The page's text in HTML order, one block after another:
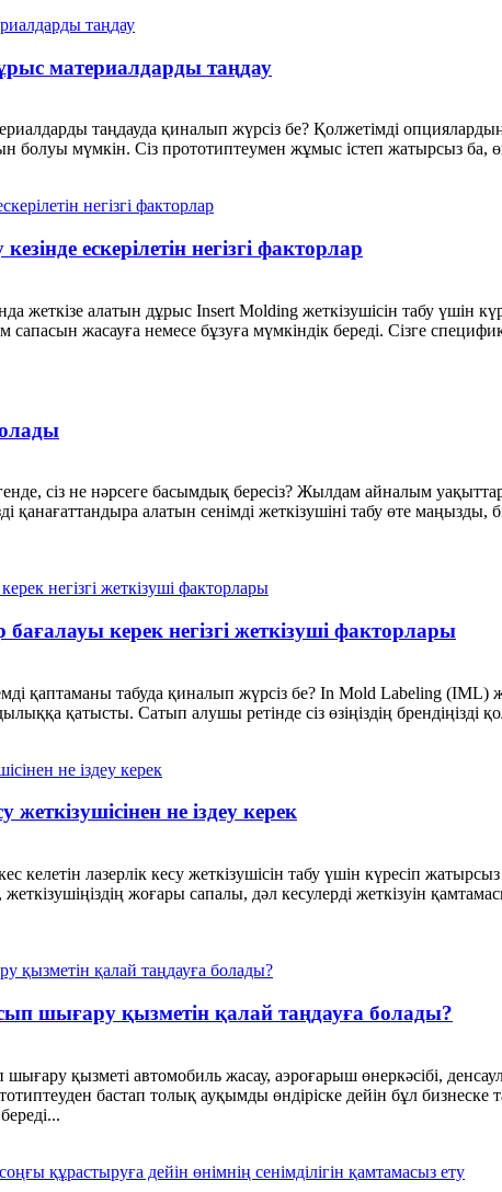
материалдарды таңдау
таңдауда қиналып жүрсіз бе? Қолжетімді опциялардың
болуы мүмкін. Сіз прототиптеумен жұмыс істеп жатырсыз ба,
ескерілетін негізгі факторлар
жеткізе алатын дұрыс Insert Molding жеткізушісін табу үшін
жасауға немесе бұзуға мүмкіндік береді. Сізге
сіз не нәрсеге басымдық бересіз? Жылдам айналым
қанағаттандыра алатын сенімді жеткізушіні табу өте
керек негізгі жеткізуші факторлары
қаптаманы табуда қиналып жүрсіз бе? In Mold Labeling (IML)
қатысты. Сатып алушы ретінде сіз өзіңіздің брендіңізді
не іздеу керек
келетін лазерлік кесу жеткізушісін табу үшін күресіп
жоғары сапалы, дәл кесулерді жеткізуін
шығару қызметін қалай таңдауға болады?
шығару қызметі автомобиль жасау, аэроғарыш өнеркәсібі,
бастап толық ауқымды өндіріске дейін бұл